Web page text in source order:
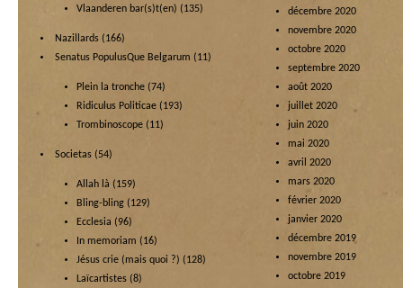
Vlaanderen bar(s)t(en) (135)
Nazillards (166)
Senatus PopulusQue Belgarum (11)
Plein la tronche (74)
Ridiculus Politicae (193)
Trombinoscope (11)
Societas (54)
Allah là (159)
Bling-bling (129)
Ecclesia (96)
In memoriam (16)
Jésus crie (mais quoi ?) (128)
Laïcartistes (8)
décembre 2020
novembre 2020
octobre 2020
septembre 2020
août 2020
juillet 2020
juin 2020
mai 2020
avril 2020
mars 2020
février 2020
janvier 2020
décembre 2019
novembre 2019
octobre 2019